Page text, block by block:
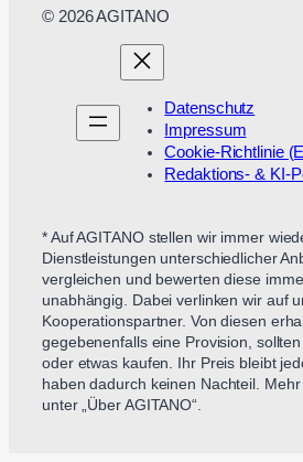
© 2026 AGITANO
Datenschutz
Impressum
Cookie-Richtlinie
Redaktions- & KI-
* Auf AGITANO stellen wir immer
Dienstleistungen unterschiedlicher
vergleichen und bewerten diese
unabhängig. Dabei verlinken wir auf
Kooperationspartner. Von diesen
gegebenenfalls eine Provision,
oder etwas kaufen. Ihr Preis bleibt
haben dadurch keinen Nachteil.
unter „Über AGITANO“.